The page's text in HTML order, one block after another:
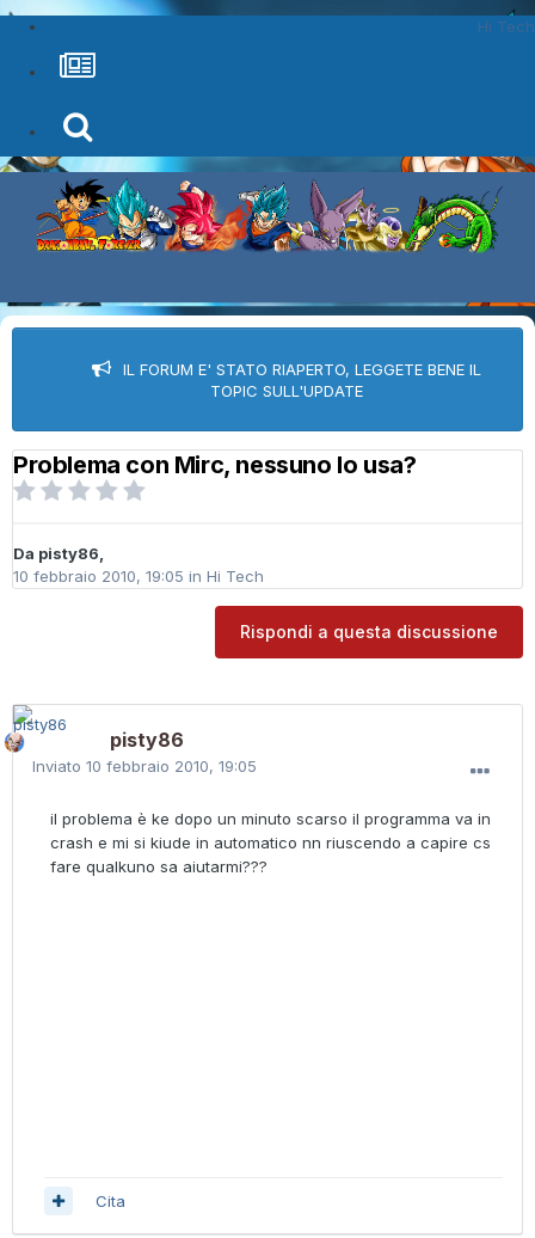
Hi Tech
IL FORUM E' STATO RIAPERTO, LEGGETE BENE IL
TOPIC SULL'UPDATE
Problema con Mirc, nessuno lo usa?
Da pisty86,
10 febbraio 2010, 19:05 in Hi Tech
Rispondi a questa discussione
pisty86
Inviato 10 febbraio 2010, 19:05
il problema è ke dopo un minuto scarso il programma va in
crash e mi si kiude in automatico nn riuscendo a capire cs
fare qualkuno sa aiutarmi???
Cita